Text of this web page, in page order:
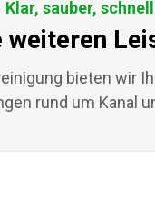
Klar, sauber, schnell
weiteren
bieten wir
rund um Kanal